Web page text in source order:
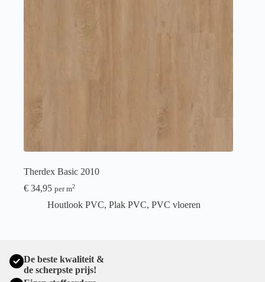
Therdex Basic 2010
€ 34,95 per m2
Houtlook PVC, Plak PVC, PVC vloeren
De beste kwaliteit &
de scherpste prijs!